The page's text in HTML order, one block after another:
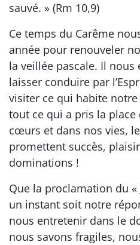
sauvé. » (Rm 10,9)
Ce temps du Carême
année pour renouveler
la veillée pascale. Il
laisser conduire par
visiter ce qui habite
tout ce qui a pris la place
cœurs et dans nos vies,
promettent succès,
dominations !
Que la proclamation du «
un instant soit notre
nous entretenir dans le
nous savons fragiles,